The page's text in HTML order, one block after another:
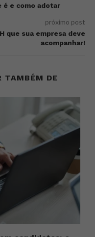
e como adotar
próximo post
que sua empresa deve
acompanhar!
TAMBÉM DE